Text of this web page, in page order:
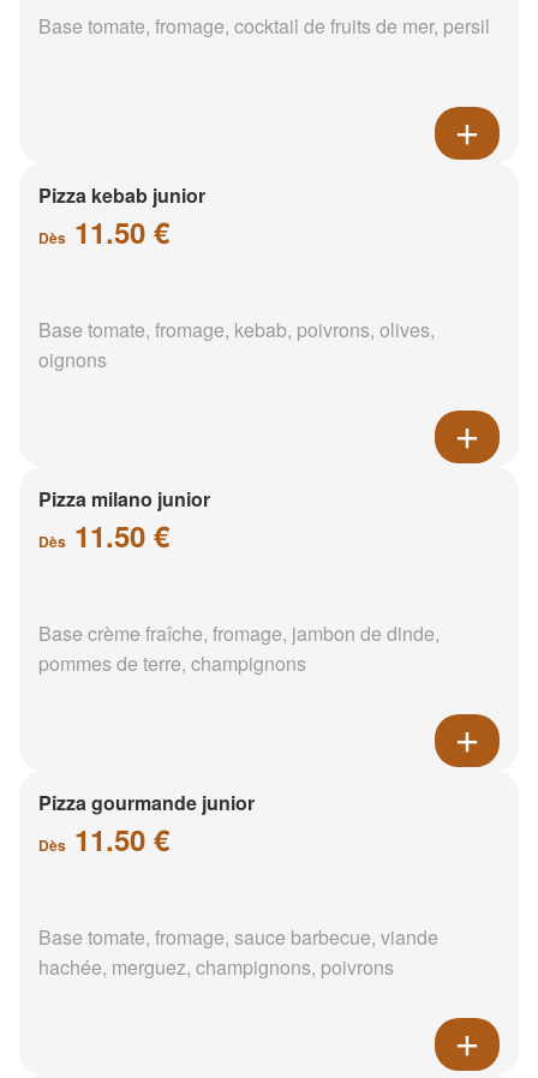
Base tomate, fromage, cocktail de fruits de mer, persil
Pizza kebab junior
Dès 11.50 €
Base tomate, fromage, kebab, poivrons, olives,
oignons
Pizza milano junior
Dès 11.50 €
Base crème fraîche, fromage, jambon de dinde,
pommes de terre, champignons
Pizza gourmande junior
Dès 11.50 €
Base tomate, fromage, sauce barbecue, viande
hachée, merguez, champignons, poivrons